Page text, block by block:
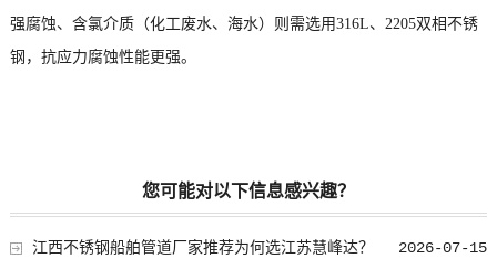
强腐蚀、含氯介质（化工废水、海水）则需选用316L、2205双相不锈
钢，抗应力腐蚀性能更强。
您可能对以下信息感兴趣？
2026-07-15
江西不锈钢船舶管道厂家推荐为何选江苏慧峰达？